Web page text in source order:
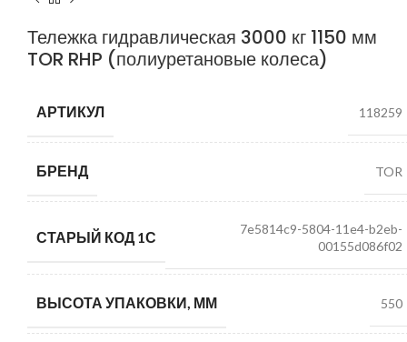
Тележка гидравлическая 3000 кг 1150 мм
TOR RHP (полиуретановые колеса)
АРТИКУЛ 118259
БРЕНД TOR
СТАРЫЙ КОД 1С
7e5814c9-5804-11e4-b2eb-
00155d086f02
ВЫСОТА УПАКОВКИ, ММ 550